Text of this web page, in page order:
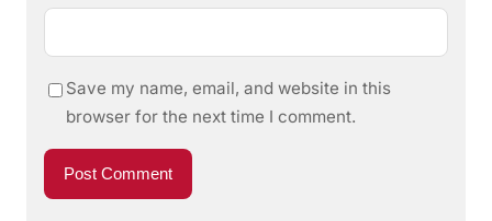
Save my name, email, and website in this
browser for the next time I comment.